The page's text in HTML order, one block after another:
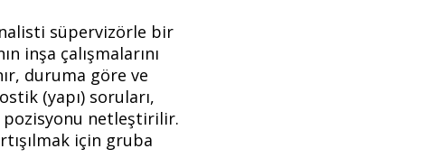
süpervizörle bir
inşa çalışmalarını
duruma göre ve
(yapı) soruları,
netleştirilir.
için gruba